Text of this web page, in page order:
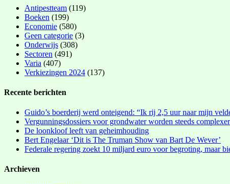
Antipestteam (119)
Boeken (199)
Economie (580)
Geen categorie (3)
Onderwijs (308)
Sectoren (491)
Varia (407)
Verkiezingen 2024 (137)
Recente berichten
Guido’s boerderij werd onteigend: “Ik rij 2,5 uur naar mijn
Vergunningsdossiers voor grondwater worden steeds
De loonkloof leeft van geheimhouding
Bert Engelaar ‘Dit is The Truman Show van Bart De Wever’
Federale regering zoekt 10 miljard euro voor begroting, maar
Archieven